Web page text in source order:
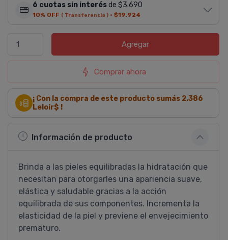
6 cuotas sin interésde $3.690
10% OFF ( Transferencia ) · $19.924
Agregar
Comprar ahora
¡ Con la compra de este producto sumás 2.386
Leloir$ !
Información de producto
Brinda a las pieles equilibradas la hidratación que
necesitan para otorgarles una apariencia suave,
elástica y saludable gracias a la acción
equilibrada de sus componentes. Incrementa la
elasticidad de la piel y previene el envejecimiento
prematuro.